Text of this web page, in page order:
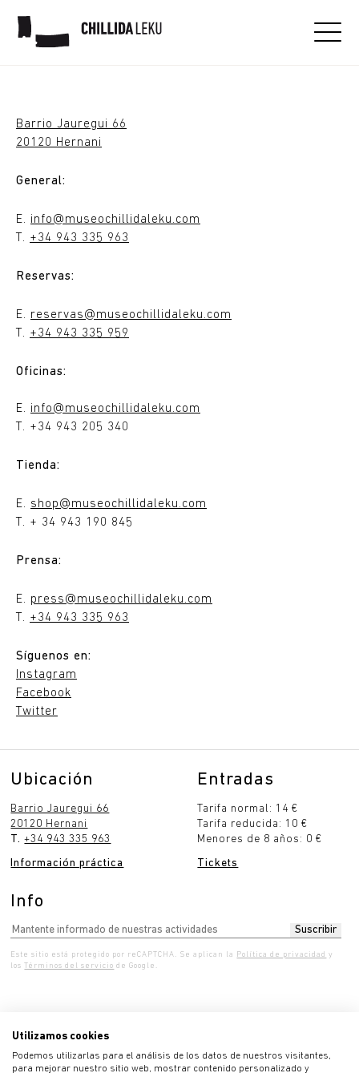
Contacta con nosotros
Barrio Jauregui 66
20120 Hernani
General:
E. info@museochillidaleku.com
T. +34 943 335 963
Reservas:
E. reservas@museochillidaleku.com
T. +34 943 335 959
Oficinas:
E. info@museochillidaleku.com
T. +34 943 205 340
Tienda:
E. shop@museochillidaleku.com
T. + 34 943 190 845
Prensa:
E. press@museochillidaleku.com
T. +34 943 335 963
Síguenos en:
Instagram
Facebook
Twitter
Ubicación
Barrio Jauregui 66
20120 Hernani
T.+34 943 335 963
Información práctica
Entradas
Tarifa normal: 14 €
Tarifa reducida: 10 €
Menores de 8 años: 0 €
Tickets
Info
Este sitio está protegido por reCAPTCHA. Se aplican la Política de privacidad y
los Términos del servicio de Google.
Utilizamos cookies
Podemos utilizarlas para el análisis de los datos de nuestros visitantes,
para mejorar nuestro sitio web, mostrar contenido personalizado y